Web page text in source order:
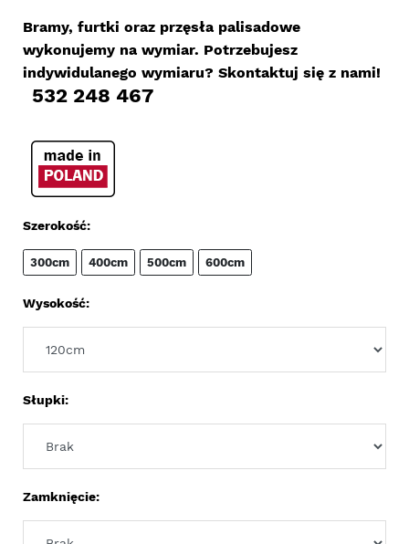
Bramy, furtki oraz przęsła palisadowe
wykonujemy na wymiar. Potrzebujesz
indywidulanego wymiaru? Skontaktuj się z nami!
532 248 467
Szerokość:
300cm 400cm 500cm 600cm
Wysokość:
Słupki:
Zamknięcie: